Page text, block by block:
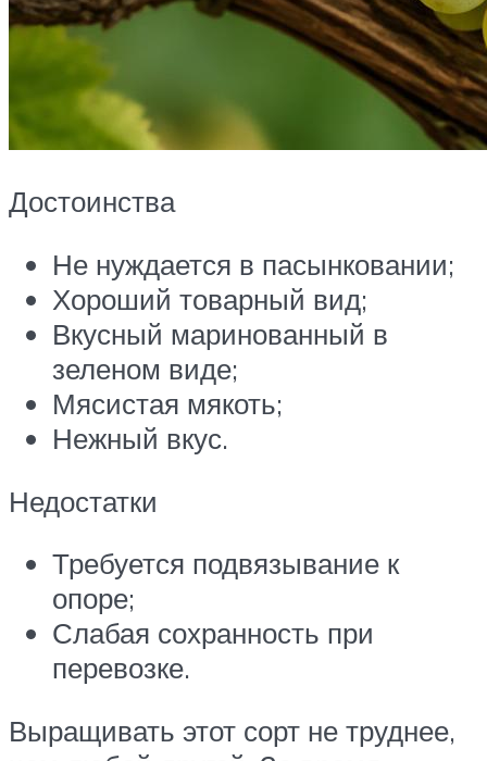
Достоинства
Не нуждается в пасынковании;
Хороший товарный вид;
Вкусный маринованный в
зеленом виде;
Мясистая мякоть;
Нежный вкус.
Недостатки
Требуется подвязывание к
опоре;
Слабая сохранность при
перевозке.
Выращивать этот сорт не труднее,